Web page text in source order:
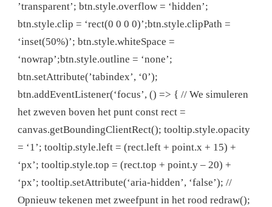
’transparent’; btn.style.overflow = ‘hidden’;
btn.style.clip = ‘rect(0 0 0 0)’;btn.style.clipPath =
‘inset(50%)’; btn.style.whiteSpace =
‘nowrap’;btn.style.outline = ‘none’;
btn.setAttribute(’tabindex’, ‘0’);
btn.addEventListener(‘focus’, () => { // We simuleren
het zweven boven het punt const rect =
canvas.getBoundingClientRect(); tooltip.style.opacity
= ‘1’; tooltip.style.left = (rect.left + point.x + 15) +
‘px’; tooltip.style.top = (rect.top + point.y – 20) +
‘px’; tooltip.setAttribute(‘aria-hidden’, ‘false’); //
Opnieuw tekenen met zweefpunt in het rood redraw();